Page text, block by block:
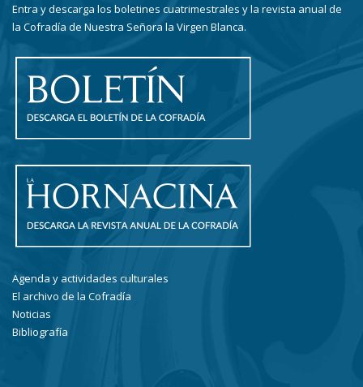
Entra y descarga los boletines cuatrimestrales y la revista anual de
la Cofradía de Nuestra Señora la Virgen Blanca.
Agenda y actividades culturales
El archivo de la Cofradía
Noticias
Bibliografía